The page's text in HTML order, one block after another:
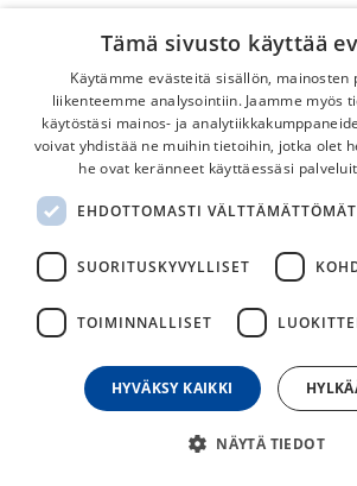
Specialized Air Tool
Minipumppu
Specialized Air Tool Switch Comp
luotettava pumppu, jonka pää sopii
schrader (auto) -venttiileille.
39,00€
Tämä sivusto käyttää
Käytämme evästeitä sisällön, mainosten
liikenteemme analysointiin. Jaamme myös
käytöstäsi mainos- ja
voivat yhdistää ne muihin tietoihin, jotka olet
he ovat keränneet käyttäessäsi
EHDOTTOMASTI VÄLTTÄMÄTTÖMÄT
SUORITUSKYVYLLISET
TOIMINNALLISET
HYVÄKSY KAIKKI
NÄYTÄ TIEDOT